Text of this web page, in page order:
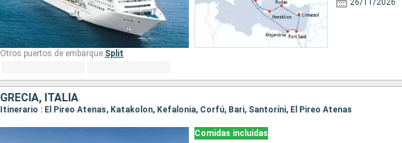
26/11/2026
Otros puertos de embarque:Split
GRECIA, ITALIA
Itinerario : El Pireo Atenas, Katakolon, Kefalonia, Corfú, Bari, Santoríni, El Pireo Atenas
Comidas incluidas